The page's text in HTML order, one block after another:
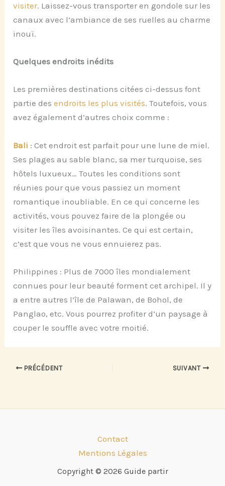
visiter. Laissez-vous transporter en gondole sur les
canaux avec l’ambiance de ses ruelles au charme
inouï.
Quelques endroits inédits
Les premières destinations citées ci-dessus font
partie desendroits les plus visités. Toutefois, vous
avez également d’autres choix comme :
Bali : Cet endroit est parfait pour une lune de miel.
Ses plages au sable blanc, sa mer turquoise, ses
hôtels luxueux… Toutes les conditions sont
réunies pour que vous passiez un moment
romantique inoubliable. En ce qui concerne les
activités, vous pouvez faire de la plongée ou
visiter les îles avoisinantes. Ce qui est certain,
c’est que vous ne vous ennuierez pas.
Philippines : Plus de 7000 îles mondialement
connues pour leur beauté forment cet archipel. Il y
a entre autres l’île de Palawan, de Bohol, de
Panglao, etc. Vous pourrez profiter d’un paysage à
couper le souffle avec votre moitié.
PRÉCÉDENT SUIVANT
Contact
Mentions Légales
Copyright © 2026 Guide partir